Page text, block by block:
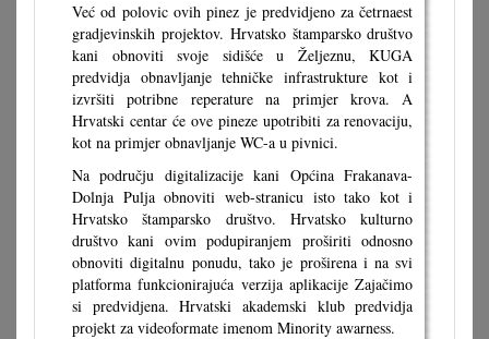
Već od polovic ovih pinez je predvidjeno za četrnaest
gradjevinskih projektov. Hrvatsko štamparsko društvo
kani obnoviti svoje sidišće u Željeznu, KUGA
predvidja obnavljanje tehničke infrastrukture kot i
izvršiti potribne reperature na primjer krova. A
Hrvatski centar će ove pineze upotribiti za renovaciju,
kot na primjer obnavljanje WC-a u pivnici.
Na području digitalizacije kani Općina Frakanava-
Dolnja Pulja obnoviti web-stranicu isto tako kot i
Hrvatsko štamparsko društvo. Hrvatsko kulturno
društvo kani ovim podupiranjem proširiti odnosno
obnoviti digitalnu ponudu, tako je proširena i na svi
platforma funkcionirajuća verzija aplikacije Zajačimo
si predvidjena. Hrvatski akademski klub predvidja
projekt za videoformate imenom Minority awarness.